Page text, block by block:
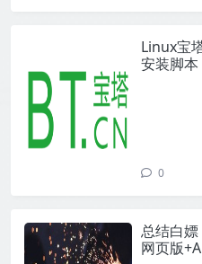
Linux宝
安装脚本
0
总结白
网页版